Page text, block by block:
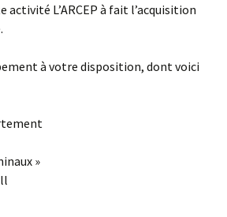
L’ARCEP à fait l’acquisition
à votre disposition, dont voici
»